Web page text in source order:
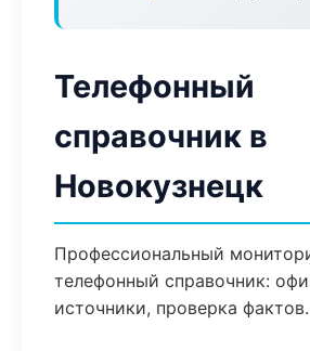
Телефонный
справочник в
Новокузнецк
Профессиональный
телефонный справочник:
источники, проверка фактов.